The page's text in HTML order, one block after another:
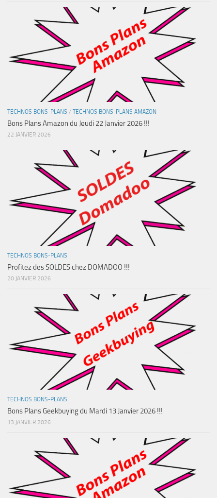
TECHNOS BONS-PLANS / TECHNOS BONS-PLANS AMAZON
Bons Plans Amazon du Jeudi 22 Janvier 2026 !!!
22 JANVIER 2026
TECHNOS BONS-PLANS
Profitez des SOLDES chez DOMADOO !!!
20 JANVIER 2026
TECHNOS BONS-PLANS
Bons Plans Geekbuying du Mardi 13 Janvier 2026 !!!
13 JANVIER 2026